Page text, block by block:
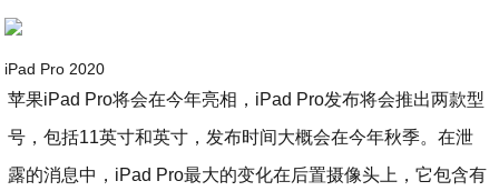
iPad Pro 2020
苹果iPad Pro将会在今年亮相，iPad Pro发布将会推出两款型
号，包括11英寸和英寸，发布时间大概会在今年秋季。在泄
露的消息中，iPad Pro最大的变化在后置摄像头上，它包含有